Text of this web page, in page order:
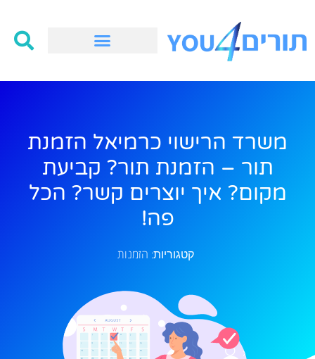
משרד הרישוי כרמיאל הזמנת
תור – הזמנת תור? קביעת
מקום? איך יוצרים קשר? הכל
פה!
קטגוריות: הזמנות